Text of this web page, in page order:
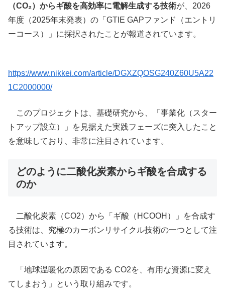
（CO₂）からギ酸を高効率に電解生成する技術が、2026
年度（2025年末発表）の「GTIE GAPファンド（エントリ
ーコース）」に採択されたことが報道されています。
https://www.nikkei.com/article/DGXZQOSG240Z60U5A22
1C2000000/
このプロジェクトは、基礎研究から、「事業化（スター
トアップ設立）」を見据えた実践フェーズに突入したこと
を意味しており、非常に注目されています。
どのように二酸化炭素からギ酸を合成する
のか
二酸化炭素（CO2）から「ギ酸（HCOOH）」を合成す
る技術は、究極のカーボンリサイクル技術の一つとして注
目されています。
「地球温暖化の原因である CO2を、有用な資源に変え
てしまおう」という取り組みです。